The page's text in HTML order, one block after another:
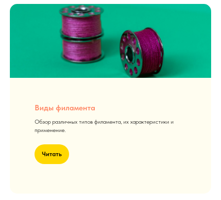
Виды филамента
Обзор различных типов филамента, их характеристики и
применение.
Читать